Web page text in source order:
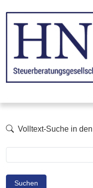
Volltext-Suche in
Suchen